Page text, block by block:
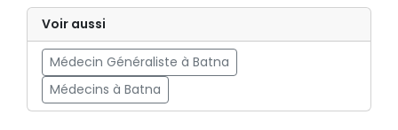
Voir aussi
Médecin Généraliste à Batna
Médecins à Batna